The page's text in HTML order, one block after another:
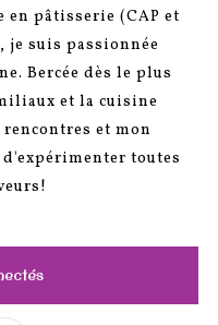
en pâtisserie (CAP et
suis passionnée
Bercée dès le plus
et la cuisine
rencontres et mon
toutes